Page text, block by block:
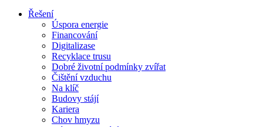
Řešení
Úspora energie
Financování
Digitalizase
Recyklace trusu
Dobré životní podmínky zvířat
Čištění vzduchu
Na klíč
Budovy stájí
Kariera
Chov hmyzu